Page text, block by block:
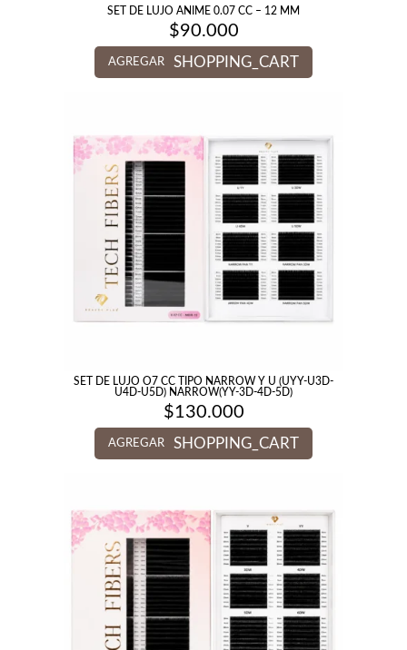
SET DE LUJO ANIME 0.07 CC – 12 MM
$90.000
AGREGAR SHOPPING_CART
SET DE LUJO O7 CC TIPO NARROW Y U (UYY-U3D-
U4D-U5D) NARROW(YY-3D-4D-5D)
$130.000
AGREGAR SHOPPING_CART